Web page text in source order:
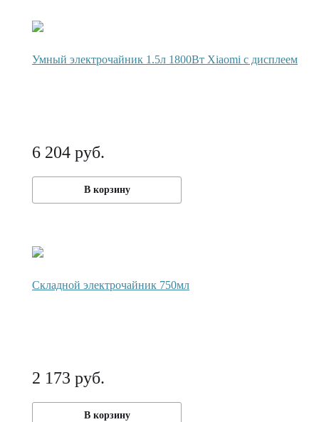
Умный электрочайник 1.5л 1800Вт Xiaomi с дисплеем
6 204 руб.
В корзину
Складной электрочайник 750мл
2 173 руб.
В корзину